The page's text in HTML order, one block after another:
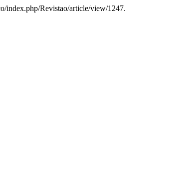
index.php/Revistao/article/view/1247.